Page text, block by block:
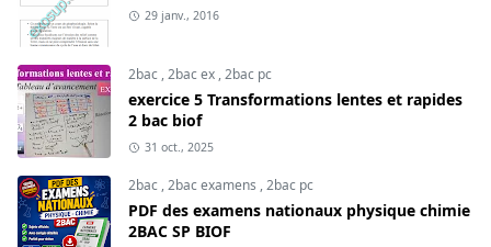
29 janv., 2016
2bac ,2bac ex ,2bac pc
exercice 5 Transformations lentes et rapides
2 bac biof
31 oct., 2025
2bac ,2bac examens ,2bac pc
PDF des examens nationaux physique chimie
2BAC SP BIOF